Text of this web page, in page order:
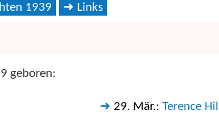
1939 Links
geboren:
29. Mär.: Terence